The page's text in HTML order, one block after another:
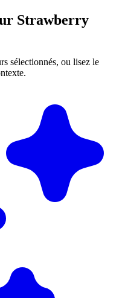
Strawberry
sélectionnés, ou lisez le